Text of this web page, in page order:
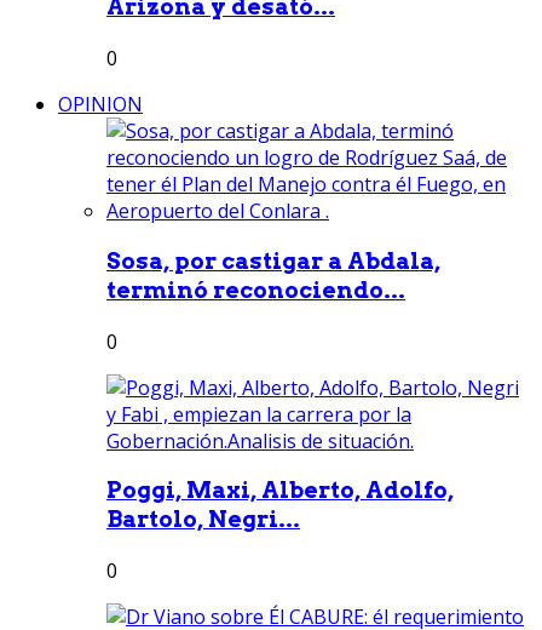
Arizona y desató...
0
OPINION
Sosa, por castigar a Abdala,
terminó reconociendo...
0
Poggi, Maxi, Alberto, Adolfo,
Bartolo, Negri...
0